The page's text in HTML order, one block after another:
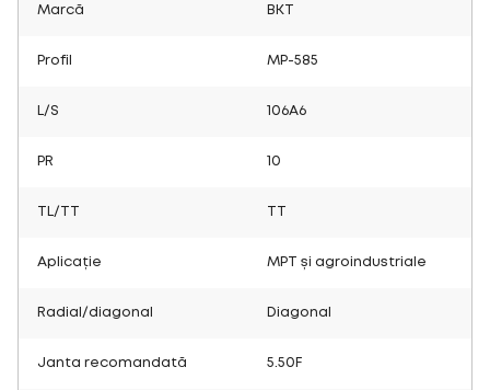
Marcă BKT
Profil MP-585
L/S 106A6
PR 10
TL/TT
Aplicație MPT și agroindustriale
Radial/diagonal Diagonal
Janta recomandată 5.50F